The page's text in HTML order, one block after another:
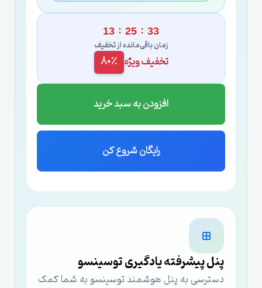
13 : 25 : 32
زمان باقی‌مانده از تخفیف
تخفیف ویژه 80٪
افزودن به سبد خرید
رایگان شروع کن
پنل پیشرفته یادگیری توسینسو
دسترسی به پنل هوشمند توسینسو به شما کمک